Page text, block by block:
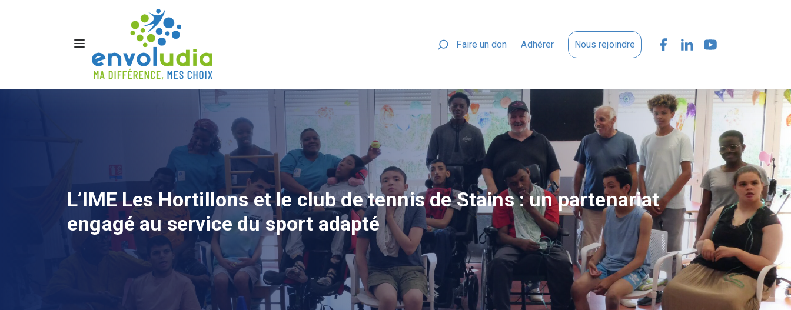
Faire un don Adhérer Nous rejoindre
L’IME Les Hortillons et le club de tennis de Stains : un partenariat
engagé au service du sport adapté